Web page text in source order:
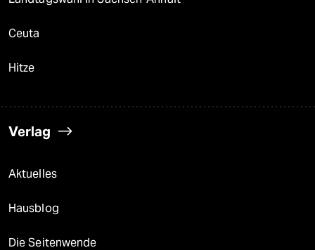
Ceuta
Hitze
Verlag
Aktuelles
Hausblog
Die Seitenwende